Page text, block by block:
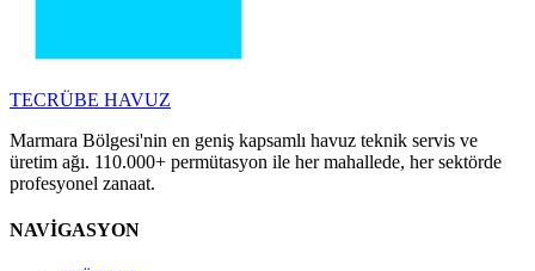
TECRÜBE HAVUZ
Marmara Bölgesi'nin en geniş kapsamlı havuz teknik servis ve
üretim ağı. 110.000+ permütasyon ile her mahallede, her sektörde
profesyonel zanaat.
NAVİGASYON